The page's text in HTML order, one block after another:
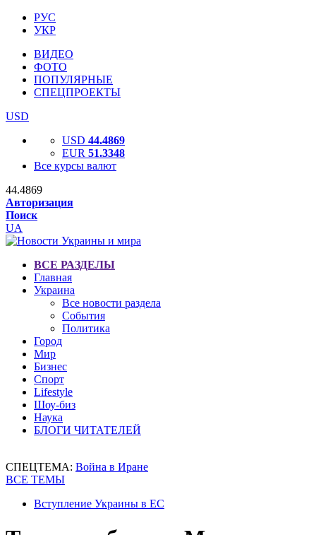
РУС
УКР
ВИДЕО
ФОТО
ПОПУЛЯРНЫЕ
СПЕЦПРОЕКТЫ
USD
USD 44.4869
EUR 51.3348
Все курсы валют
44.4869
Авторизация
Поиск
UA
ВСЕ РАЗДЕЛЫ
Главная
Украина
Все новости раздела
События
Политика
Город
Мир
Бизнес
Спорт
Lifestyle
Шоу-биз
Наука
БЛОГИ ЧИТАТЕЛЕЙ
СПЕЦТЕМА: Война в Иране
ВСЕ ТЕМЫ
Вступление Украины в ЕС